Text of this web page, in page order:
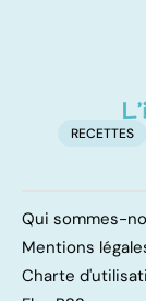
RECETTES
Qui sommes-
Mentions
Charte